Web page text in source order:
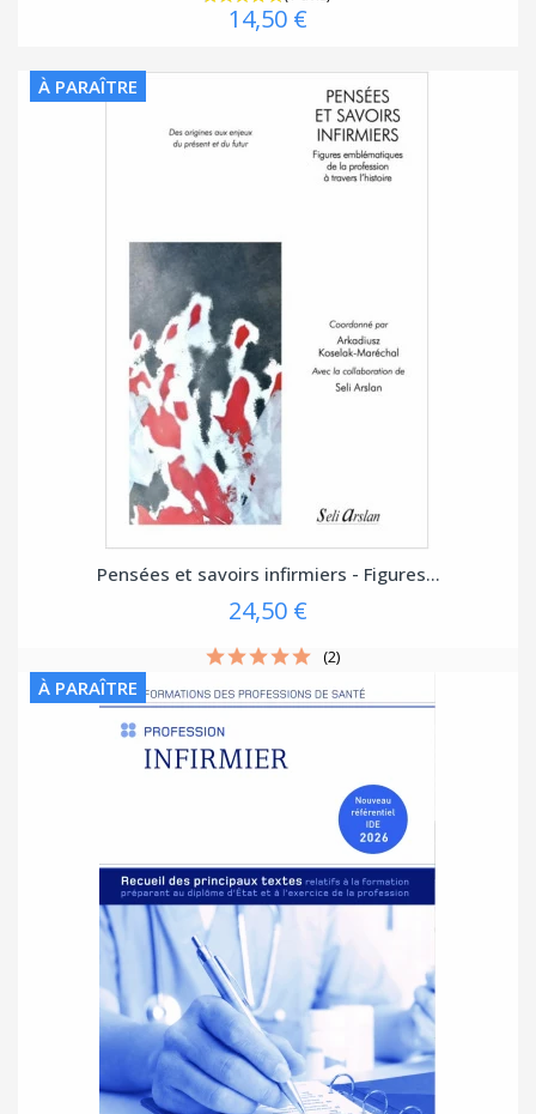
14,50 €
À PARAÎTRE
Pensées et savoirs infirmiers - Figures...
24,50 €
À PARAÎTRE
(2)